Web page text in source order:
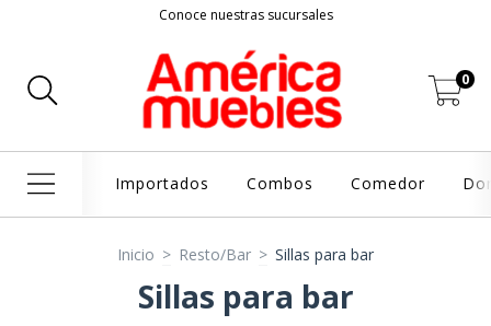
Conoce nuestras sucursales
0
Importados Combos Comedor
Inicio > Resto/Bar > Sillas para bar
Sillas para bar